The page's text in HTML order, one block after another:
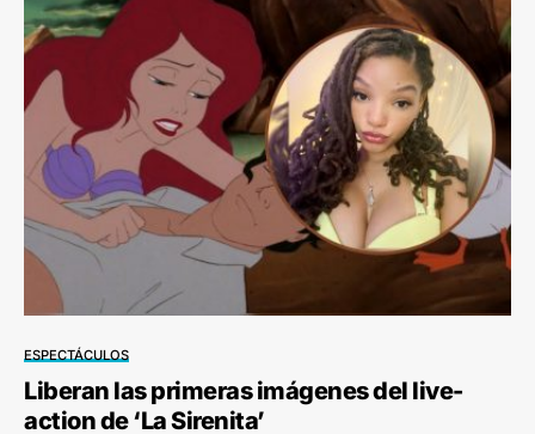
ESPECTÁCULOS
Liberan las primeras imágenes del live-
action de ‘La Sirenita’